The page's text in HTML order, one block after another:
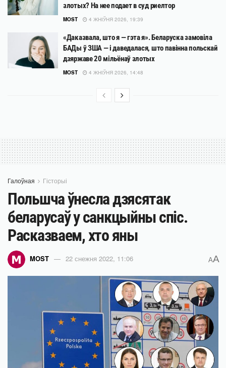
злотых? На нее подает в суд риелтор
MOST 4 ЖНІЎНЯ 2026, 19:39
«Даказвала, што я — гэта я». Беларуска замовіла
БАДы ў ЗША — і даведалася, што павінна польскай
дзяржаве 20 мільёнаў злотых
MOST 4 ЖНІЎНЯ 2026, 14:48
Галоўная Гісторыі
Польшча ўнесла дзясятак
беларусаў у санкцыйны спіс.
Расказваем, хто яны
MOST 22 снежня 2022, 11:06 AA